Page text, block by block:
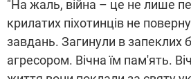
"На жаль, війна – це не лише
крилатих піхотинців не
завдань. Загинули в запеклих
агресором. Вічна їм пам'ять.